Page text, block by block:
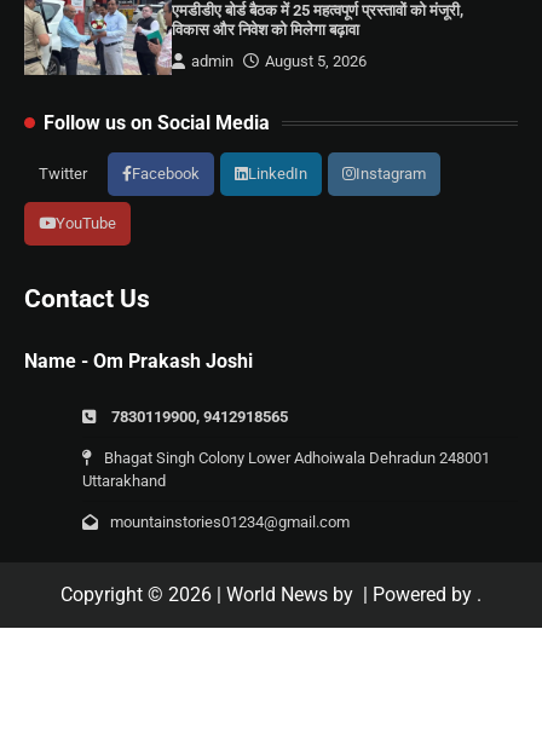
एमडीडीए बोर्ड बैठक में 25 महत्वपूर्ण प्रस्तावों को मंजूरी,
विकास और निवेश को मिलेगा बढ़ावा
admin
August 5, 2026
Follow us on Social Media
Twitter Facebook LinkedIn Instagram
YouTube
Contact Us
Name - Om Prakash Joshi
7830119900, 9412918565
Bhagat Singh Colony Lower Adhoiwala Dehradun 248001
Uttarakhand
mountainstories01234@gmail.com
Copyright © 2026 | World News by | Powered by .